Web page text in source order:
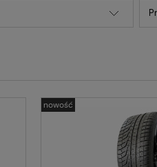
nowość